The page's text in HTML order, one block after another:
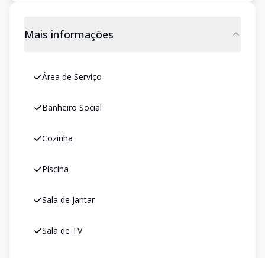
Mais informações
Área de Serviço
Banheiro Social
Cozinha
Piscina
Sala de Jantar
Sala de TV